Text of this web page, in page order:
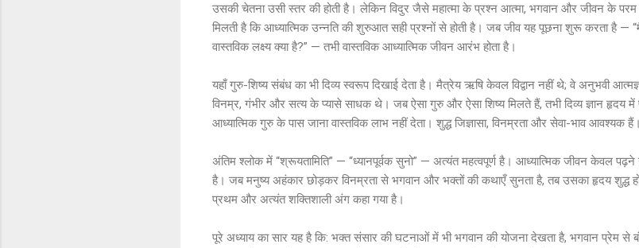
उसकी चेतना उसी स्तर की होती है। लेकिन विदुर जैसे महात्मा के प्रश्न आत्मा, भगवान और जीवन के परम
मिलती है कि आध्यात्मिक उन्नति की शुरुआत सही प्रश्नों से होती है। जब जीव यह पूछना शुरू करता है —
वास्तविक लक्ष्य क्या है?” — तभी वास्तविक आध्यात्मिक जीवन आरंभ होता है।
यहाँ गुरु-शिष्य संबंध का भी दिव्य स्वरूप दिखाई देता है। मैत्रेय ऋषि केवल विद्वान नहीं थे; वे अनुभवी
विनम्र, गंभीर और सत्य के प्यासे साधक थे। जब ऐसा गुरु और ऐसा शिष्य मिलते हैं, तभी दिव्य ज्ञान हृदय
आध्यात्मिक गुरु के पास जाना वास्तविक लाभ नहीं देता। शुद्ध जिज्ञासा, विनम्रता और सेवा-भाव आवश्यक हैं।
अंतिम श्लोक में “श्रूयतामिति” — “ध्यानपूर्वक सुनो” — अत्यंत महत्वपूर्ण है। आध्यात्मिक जीवन केवल
है। जब मनुष्य अहंकार छोड़कर विनम्रता से भगवान और भक्तों की कथाएँ सुनता है, तब उसका हृदय शुद्ध
प्रथम और अत्यंत शक्तिशाली अंग कहा गया है।
पूरे अध्याय का सार यह है कि: भक्त संसार की घटनाओं में भी भगवान की योजना देखता है, भगवान प्रेम